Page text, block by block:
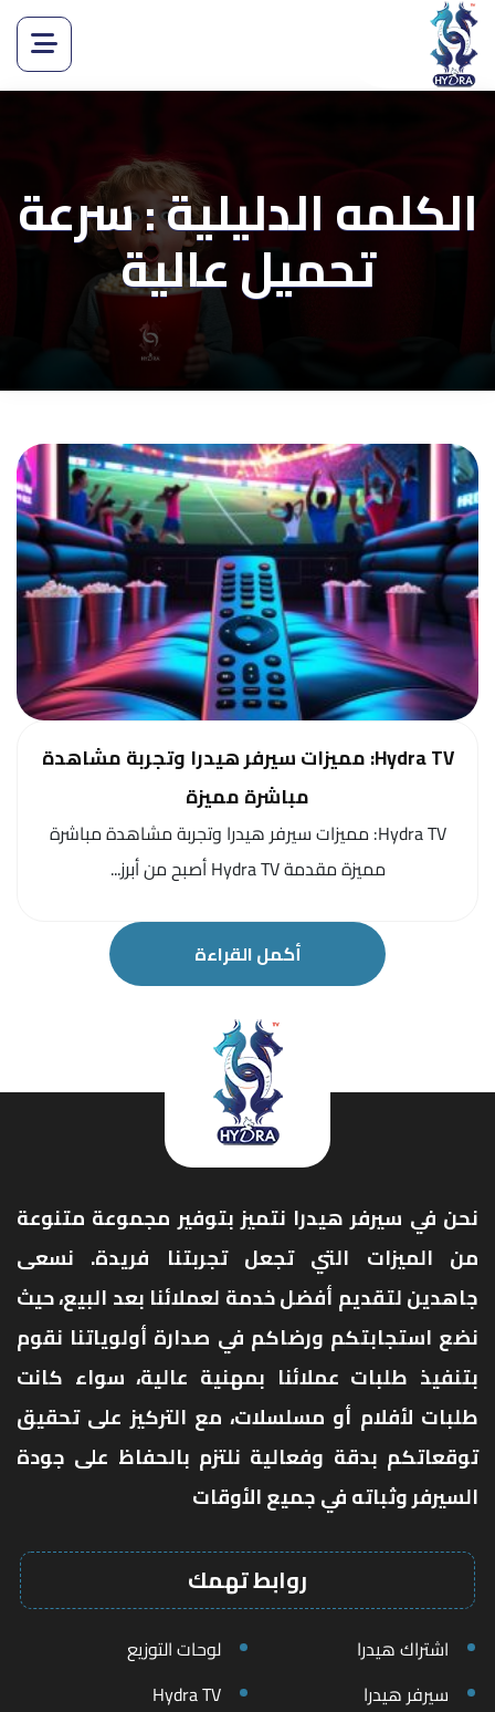
الكلمه الدليلية : سرعة
تحميل عالية
Hydra TV: مميزات سيرفر هيدرا وتجربة مشاهدة
مباشرة مميزة
Hydra TV: مميزات سيرفر هيدرا وتجربة مشاهدة مباشرة
مميزة مقدمة Hydra TV أصبح من أبرز...
أكمل القراءة
نحن في سيرفر هيدرا نتميز بتوفير مجموعة متنوعة
من الميزات التي تجعل تجربتنا فريدة. نسعى
جاهدين لتقديم أفضل خدمة لعملائنا بعد البيع، حيث
نضع استجابتكم ورضاكم في صدارة أولوياتنا نقوم
بتنفيذ طلبات عملائنا بمهنية عالية، سواء كانت
طلبات لأفلام أو مسلسلات، مع التركيز على تحقيق
توقعاتكم بدقة وفعالية نلتزم بالحفاظ على جودة
السيرفر وثباته في جميع الأوقات
روابط تهمك
اشتراك هيدرا
لوحات التوزيع
سيرفر هيدرا
Hydra TV